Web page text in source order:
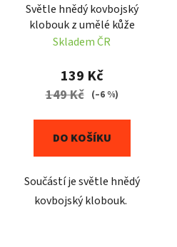
Světle hnědý kovbojský
klobouk z umělé kůže
Skladem ČR
139 Kč
149 Kč (–6 %)
DO KOŠÍKU
Součástí je světle hnědý
kovbojský klobouk.